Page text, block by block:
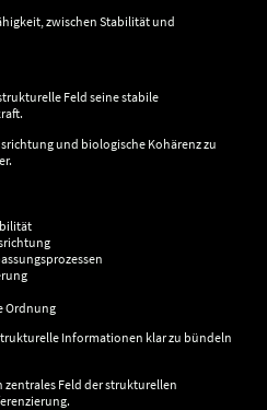
zwischen Stabilität und
Feld seine stabile
und biologische Kohärenz zu
Ordnung
Informationen klar zu bündeln
zentrales Feld der strukturellen